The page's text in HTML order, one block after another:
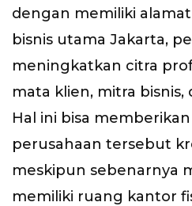
dengan memiliki
bisnis utama Jakarta,
meningkatkan citra
mata klien, mitra bisnis,
Hal ini bisa
perusahaan tersebut
meskipun sebenarnya
memiliki ruang kantor